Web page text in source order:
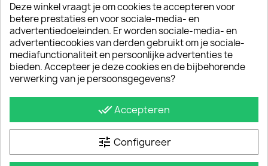
Q-Top Imperiaal Losse Drager 145 Cm
Deze winkel vraagt je om cookies te accepteren voor
betere prestaties en voor sociale-media- en
advertentiedoeleinden. Er worden sociale-media- en
advertentiecookies van derden gebruikt om je sociale-
mediafunctionaliteit en persoonlijke advertenties te
bieden. Accepteer je deze cookies en de bijbehorende
verwerking van je persoonsgegevens?
done_allAccepteren
tune Configureer